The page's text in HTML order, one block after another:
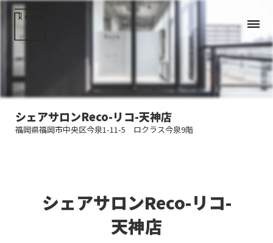
シェアサロンReco-リコ-天神店
福岡県福岡市中央区今泉1-11-5 ロクラス今泉9階
dehaze
シェアサロンReco-リコ-
天神店